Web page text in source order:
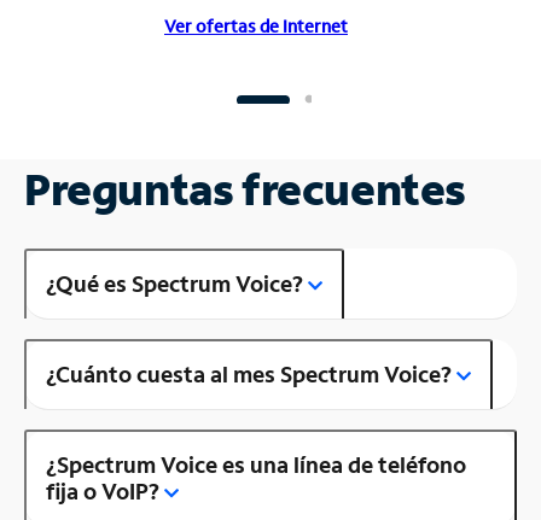
Ver ofertas de Internet
Preguntas frecuentes
¿Qué es Spectrum Voice?
¿Cuánto cuesta al mes Spectrum Voice?
¿Spectrum Voice es una línea de teléfono
fija o VoIP?